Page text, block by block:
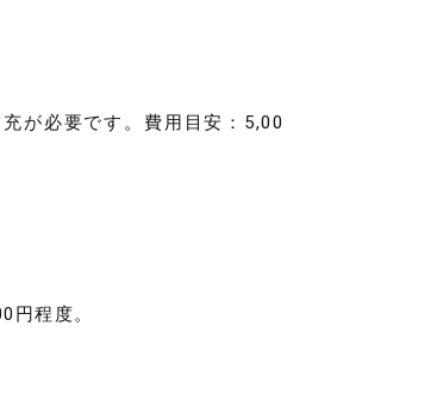
が必要です。費用目安：5,00
程度。